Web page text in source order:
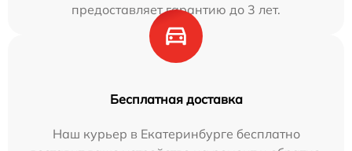
предоставляет гарантию до 3 лет.
Бесплатная доставка
Наш курьер в Екатеринбурге бесплатно